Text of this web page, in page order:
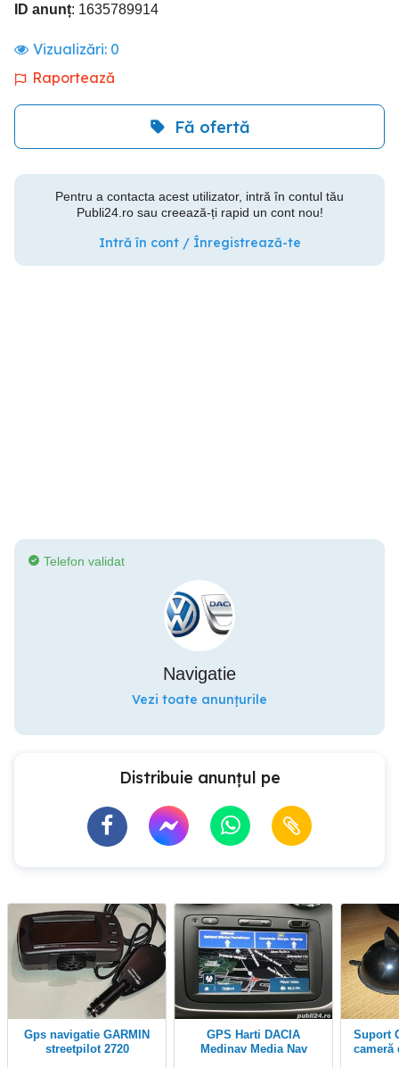
ID anunț: 1635789914
Vizualizări: 0
Raportează
Fă ofertă
Pentru a contacta acest utilizator, intră în contul tău
Publi24.ro sau creează-ți rapid un cont nou!
Intră în cont / Înregistrează-te
Telefon validat
Navigatie
Vezi toate anunțurile
Distribuie anunțul pe
gps navigatie GARMIN
streetpilot 2720
GPS Harti DACIA
Medinav Media Nav
Suport GPS auto-pentru
cameră